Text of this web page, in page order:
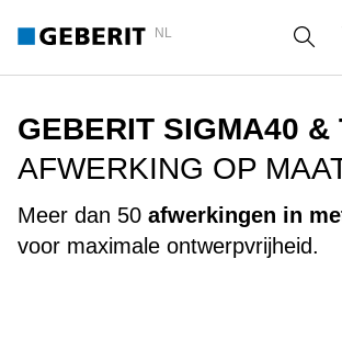
NL
GEBERIT SIGMA40 &
AFWERKING OP
Meer dan 50 afwerkingen in
voor maximale ontwerpvrijheid.